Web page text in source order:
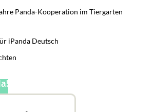
Panda-Kooperation im Tiergarten
iPanda Deutsch